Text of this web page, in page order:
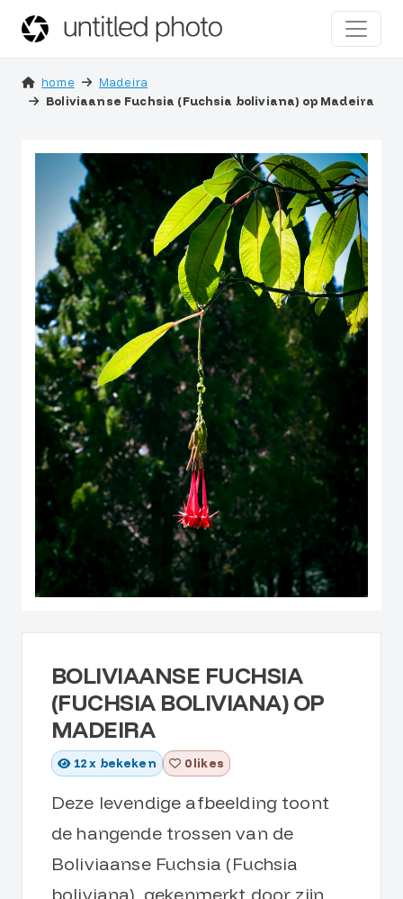
home
Madeira
Boliviaanse Fuchsia (Fuchsia boliviana) op Madeira
BOLIVIAANSE FUCHSIA
(FUCHSIA BOLIVIANA) OP
MADEIRA
12x bekeken 0 likes
Deze levendige afbeelding toont
de hangende trossen van de
Boliviaanse Fuchsia (Fuchsia
boliviana), gekenmerkt door zijn